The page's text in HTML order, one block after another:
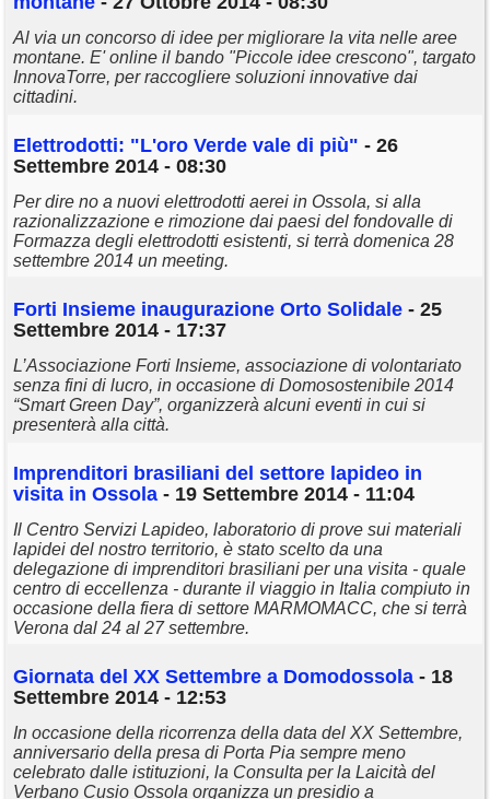
Al via un concorso di idee per migliorare la vita nelle aree
montane. E' online il bando "Piccole idee crescono", targato
InnovaTorre, per raccogliere soluzioni innovative dai
cittadini.
Elettrodotti: "L'oro Verde vale di più" - 26
Settembre 2014 - 08:30
Per dire no a nuovi elettrodotti aerei in Ossola, si alla
razionalizzazione e rimozione dai paesi del fondovalle di
Formazza degli elettrodotti esistenti, si terrà domenica 28
settembre 2014 un meeting.
Forti Insieme inaugurazione Orto Solidale - 25
Settembre 2014 - 17:37
L’Associazione Forti Insieme, associazione di volontariato
senza fini di lucro, in occasione di Domosostenibile 2014
“Smart Green Day”, organizzerà alcuni eventi in cui si
presenterà alla città.
Imprenditori brasiliani del settore lapideo in
visita in Ossola - 19 Settembre 2014 - 11:04
Il Centro Servizi Lapideo, laboratorio di prove sui materiali
lapidei del nostro territorio, è stato scelto da una
delegazione di imprenditori brasiliani per una visita - quale
centro di eccellenza - durante il viaggio in Italia compiuto in
occasione della fiera di settore MARMOMACC, che si terrà
Verona dal 24 al 27 settembre.
Giornata del XX Settembre a Domodossola - 18
Settembre 2014 - 12:53
In occasione della ricorrenza della data del XX Settembre,
anniversario della presa di Porta Pia sempre meno
celebrato dalle istituzioni, la Consulta per la Laicità del
Verbano Cusio Ossola organizza un presidio a